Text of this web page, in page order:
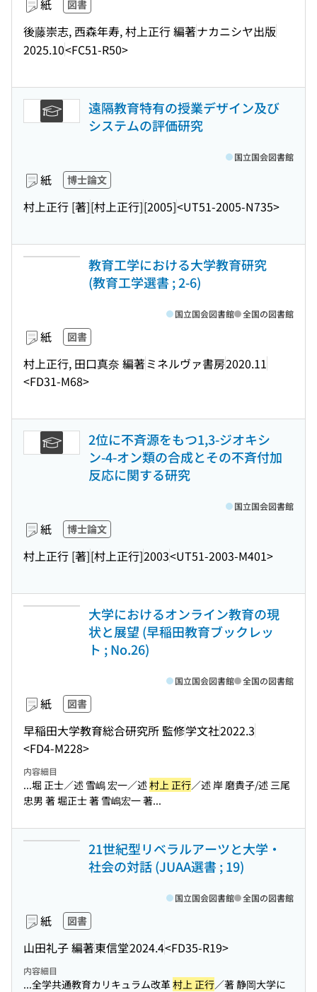
紙 図書
後藤崇志, 西森年寿, 村上正行 編著ナカニシヤ出版
2025.10<FC51-R50>
遠隔教育特有の授業デザイン及び
システムの評価研究
紙 博士論文
村上正行 [著][村上正行][2005]<UT51-2005-N735>
国立国会図書館
教育工学における大学教育研究
(教育工学選書 ; 2-6)
紙 図書
村上正行, 田口真奈 編著ミネルヴァ書房2020.11
<FD31-M68>
国立国会図書館 全国の図書館
2位に不斉源をもつ1,3-ジオキシ
ン-4-オン類の合成とその不斉付加
反応に関する研究
紙 博士論文
村上正行 [著][村上正行]2003<UT51-2003-M401>
国立国会図書館
大学におけるオンライン教育の現
状と展望 (早稲田教育ブックレッ
ト ; No.26)
紙 図書
早稲田大学教育総合研究所 監修学文社2022.3
<FD4-M228>
国立国会図書館 全国の図書館
内容細目
...堀 正士／述 雪嶋 宏一／述村上 正行／述 岸 磨貴子/述 三尾
忠男 著 堀正士 著 雪嶋宏一 著...
21世紀型リベラルアーツと大学・
社会の対話 (JUAA選書 ; 19)
紙 図書
山田礼子 編著東信堂2024.4<FD35-R19>
国立国会図書館 全国の図書館
内容細目
...全学共通教育カリキュラム改革村上 正行／著 静岡大学に